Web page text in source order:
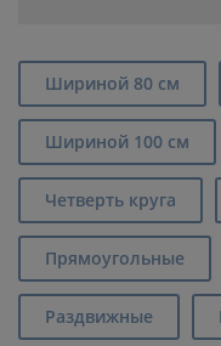
Шириной 80 см
Шириной 100 см
Четверть круга
Прямоугольные
Раздвижные